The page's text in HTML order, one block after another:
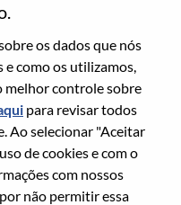
os dados que nós
e como os utilizamos,
melhor controle sobre
para revisar todos
Ao selecionar "Aceitar
de cookies e com o
com nossos
não permitir essa
with your
link para você